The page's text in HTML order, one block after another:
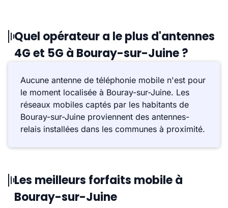
Quel opérateur a le plus d'antennes
4G et 5G à Bouray-sur-Juine ?
Aucune antenne de téléphonie mobile n'est pour
le moment localisée à Bouray-sur-Juine. Les
réseaux mobiles captés par les habitants de
Bouray-sur-Juine proviennent des antennes-
relais installées dans les communes à proximité.
Les meilleurs forfaits mobile à
Bouray-sur-Juine